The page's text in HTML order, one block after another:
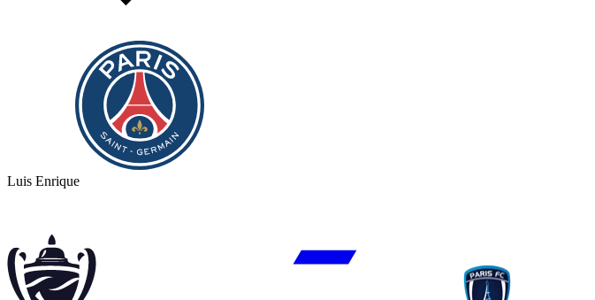
Luis Enrique